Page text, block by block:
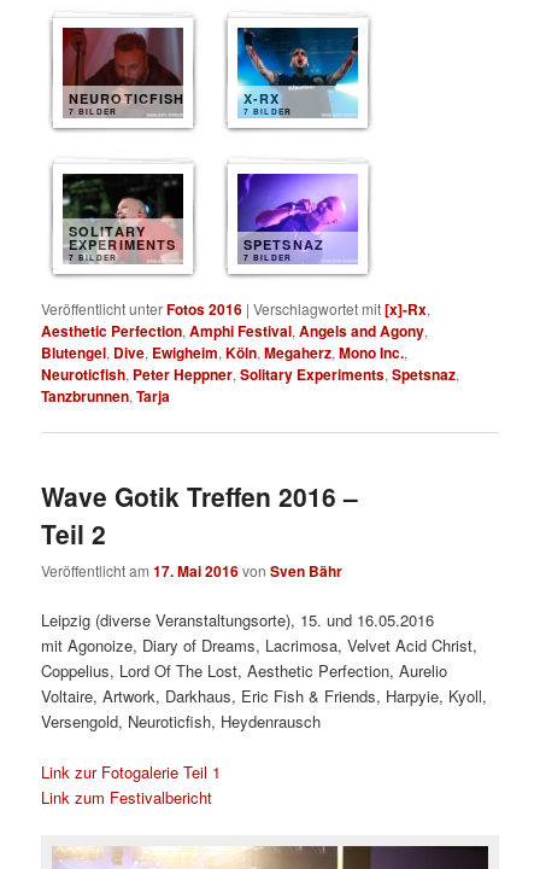
NEUROTICFISH
7 BILDER
X-RX
7 BILDER
SOLITARY
EXPERIMENTS
7 BILDER
SPETSNAZ
7 BILDER
Veröffentlicht unterFotos 2016 |Verschlagwortet mit[x]-Rx,
Aesthetic Perfection,Amphi Festival,Angels and Agony,
Blutengel, Dive, Ewigheim,Köln,Megaherz,Mono Inc.,
Neuroticfish, Peter Heppner,Solitary Experiments,Spetsnaz,
Tanzbrunnen,Tarja
Wave Gotik Treffen 2016 –
Teil 2
Veröffentlicht am17. Mai 2016vonSven Bähr
Leipzig (diverse Veranstaltungsorte), 15. und 16.05.2016
mitAgonoize, Diary of Dreams, Lacrimosa, Velvet Acid Christ,
Coppelius, Lord Of The Lost, Aesthetic Perfection, Aurelio
Voltaire, Artwork, Darkhaus, Eric Fish & Friends, Harpyie, Kyoll,
Versengold, Neuroticfish, Heydenrausch
Link zur Fotogalerie Teil 1
Link zum Festivalbericht